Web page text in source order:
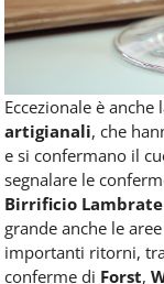
Eccezionale è
artigianali, che
e si confermano il
segnalare le
Birrificio
grande anche le
importanti ritorni,
conferme di Forst,